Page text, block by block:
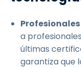
a
últimas
garantiza que